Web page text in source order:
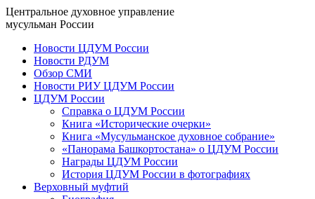
Центральное духовное управление
мусульман России
Новости ЦДУМ России
Новости РДУМ
Обзор СМИ
Новости РИУ ЦДУМ России
ЦДУМ России
Справка о ЦДУМ России
Книга «Исторические очерки»
Книга «Мусульманское духовное собрание»
«Панорама Башкортостана» о ЦДУМ России
Награды ЦДУМ России
История ЦДУМ России в фотографиях
Верховный муфтий